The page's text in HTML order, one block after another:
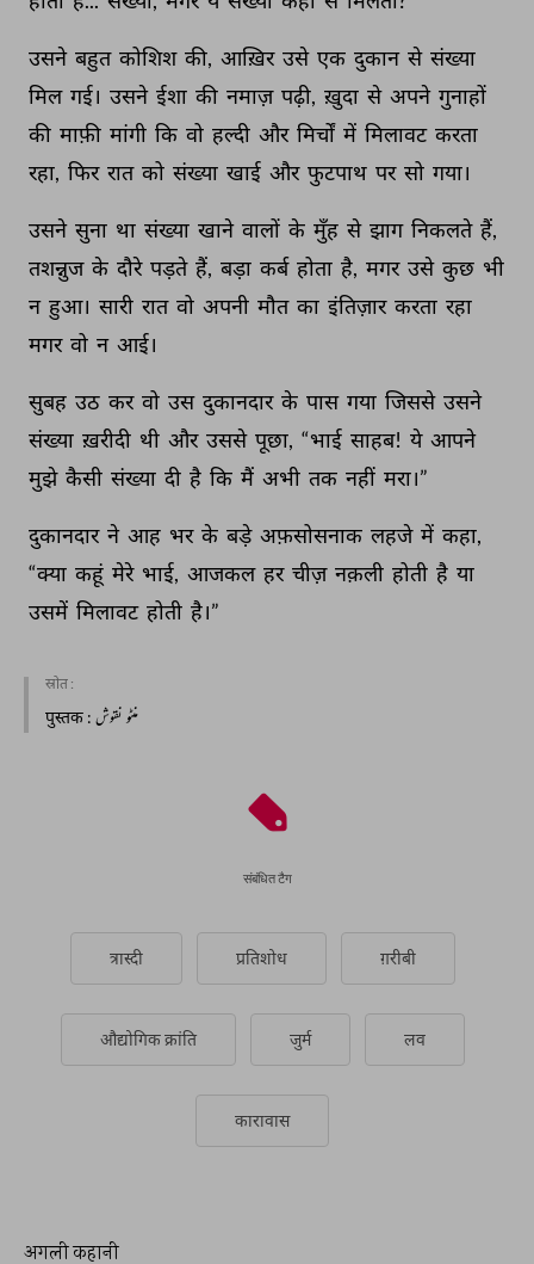
उसने बहुत कोशिश की, आख़िर उसे एक दुकान से संख्या
मिल गई। उसने ईशा की नमाज़ पढ़ी, ख़ुदा से अपने गुनाहों
की माफ़ी मांगी कि वो हल्दी और मिर्चों में मिलावट करता
रहा, फिर रात को संख्या खाई और फुटपाथ पर सो गया।
उसने सुना था संख्या खाने वालों के मुँह से झाग निकलते हैं,
तशन्नुज के दौरे पड़ते हैं, बड़ा कर्ब होता है, मगर उसे कुछ भी
न हुआ। सारी रात वो अपनी मौत का इंतिज़ार करता रहा
मगर वो न आई।
सुबह उठ कर वो उस दुकानदार के पास गया जिससे उसने
संख्या ख़रीदी थी और उससे पूछा, “भाई साहब! ये आपने
मुझे कैसी संख्या दी है कि मैं अभी तक नहीं मरा।”
दुकानदार ने आह भर के बड़े अफ़सोसनाक लहजे में कहा,
“क्या कहूं मेरे भाई, आजकल हर चीज़ नक़ली होती है या
उसमें मिलावट होती है।”
स्रोत :
पुस्तक : منٹو نقوش
संबंधित टैग
त्रास्दी प्रतिशोध ग़रीबी
औद्योगिक क्रांति जुर्म लव
कारावास
अगली कहानी